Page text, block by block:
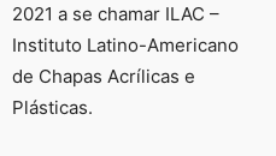
2021 a se chamar ILAC –
Instituto Latino-Americano
de Chapas Acrílicas e
Plásticas.